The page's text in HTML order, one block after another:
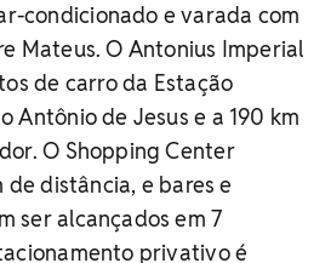
condicionado e varada com
Mateus. O Antonius Imperial
de carro da Estação
Antônio de Jesus e a 190 km
O Shopping Center
distância, e bares e
ser alcançados em 7
privativo é